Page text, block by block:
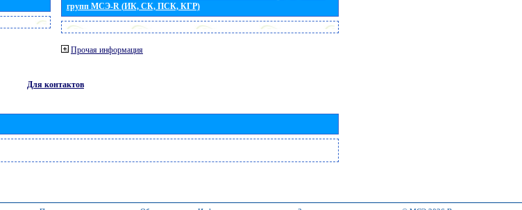
групп МСЭ-R (ИК, СК, ПСК, КГР)
Прочая информация
Для контактов